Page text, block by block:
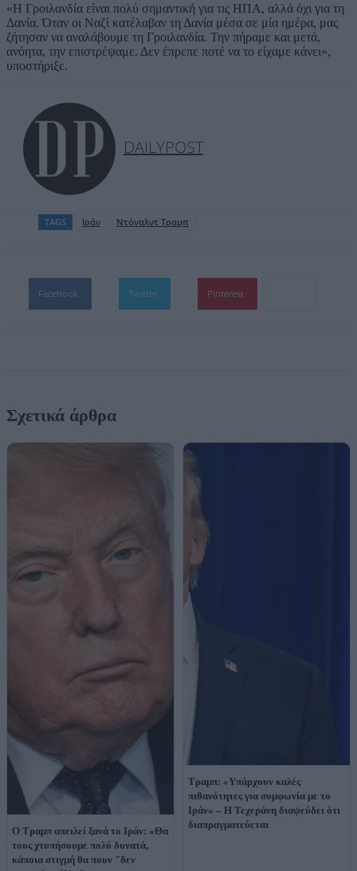
«Η Γροιλανδία είναι πολύ σημαντική για τις ΗΠΑ, αλλά όχι για τη
Δανία. Όταν οι Ναζί κατέλαβαν τη Δανία μέσα σε μία ημέρα, μας
ζήτησαν να αναλάβουμε τη Γροιλανδία. Την πήραμε και μετά,
ανόητα, την επιστρέψαμε. Δεν έπρεπε ποτέ να το είχαμε κάνει»,
υποστήριξε.
DAILYPOST
TAGS Ιράν Ντόναλντ Τραμπ
Facebook Twitter Pinterest
Σχετικά άρθρα
Ο Τραμπ απειλεί ξανά το Ιράν: «Θα
τους χτυπήσουμε πολύ δυνατά,
κάποια στιγμή θα πουν "δεν
Τραμπ: «Υπάρχουν καλές
πιθανότητες για συμφωνία με το
Ιράν» – Η Τεχεράνη διαψεύδει ότι
διαπραγματεύεται